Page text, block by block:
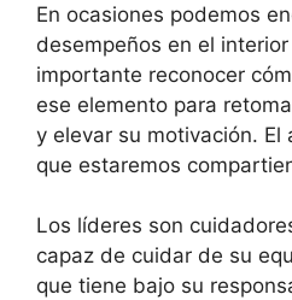
En ocasiones podemos
desempeños en el
importante reconocer
ese elemento para
y elevar su motivación. El
que estaremos
Los líderes son
capaz de cuidar de su
que tiene bajo su